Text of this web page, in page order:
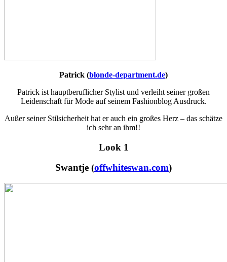
Patrick (blonde-department.de)
Patrick ist hauptberuflicher Stylist und verleiht seiner großen
Leidenschaft für Mode auf seinem Fashionblog Ausdruck.
Außer seiner Stilsicherheit hat er auch ein großes Herz – das schätze
ich sehr an ihm!!
Look 1
Swantje (offwhiteswan.com)